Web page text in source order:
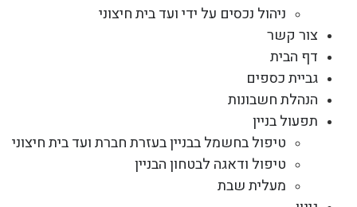
ניהול נכסים על ידי ועד בית חיצוני
צור קשר
דף הבית
גביית כספים
הנהלת חשבונות
תפעול בניין
טיפול בחשמל בבניין בעזרת חברת ועד בית חיצוני
טיפול ודאגה לבטחון הבניין
מעלית שבת